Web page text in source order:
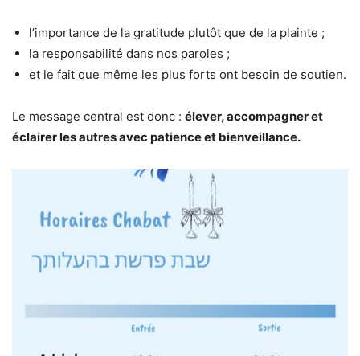
l’importance de la gratitude plutôt que de la plainte ;
la responsabilité dans nos paroles ;
et le fait que même les plus forts ont besoin de soutien.
Le message central est donc : élever, accompagner et
éclairer les autres avec patience et bienveillance.